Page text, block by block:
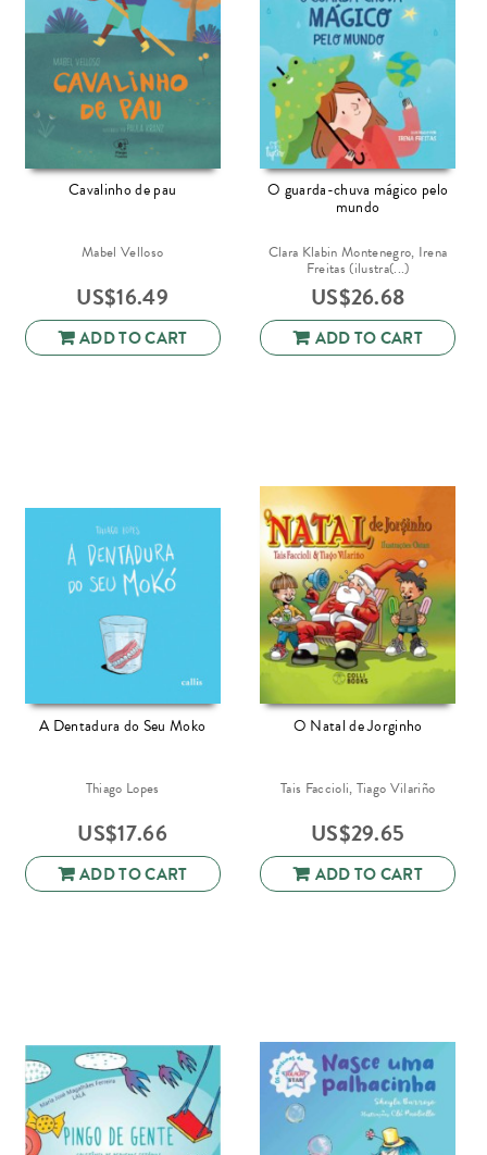
Cavalinho de pau
Mabel Velloso
US$16.49
ADD TO CART
O guarda-chuva mágico pelo
mundo
Clara Klabin Montenegro, Irena
Freitas (ilustra(...)
US$26.68
ADD TO CART
A Dentadura do Seu Moko
Thiago Lopes
US$17.66
ADD TO CART
O Natal de Jorginho
Tais Faccioli, Tiago Vilariño
US$29.65
ADD TO CART